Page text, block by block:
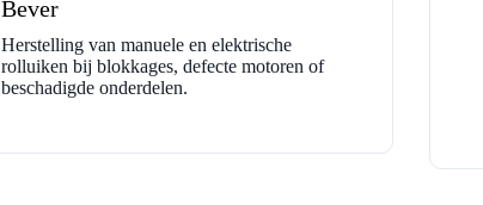
Bever
Herstelling van manuele en elektrische
rolluiken bij blokkages, defecte motoren of
beschadigde onderdelen.